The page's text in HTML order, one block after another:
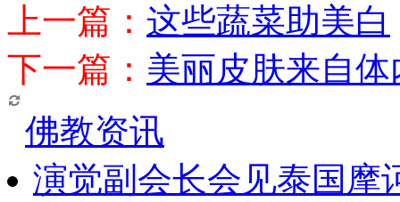
上一篇： 这些蔬菜助美白
下一篇： 美丽皮肤来自
佛教资讯
演觉副会长会见泰国摩